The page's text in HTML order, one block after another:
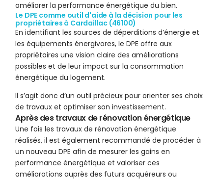
améliorer la performance énergétique du bien.
Le DPE comme outil d'aide à la décision pour les
propriétaires à Cardaillac (46100)
En identifiant les sources de déperditions d’énergie et
les équipements énergivores, le DPE offre aux
propriétaires une vision claire des améliorations
possibles et de leur impact sur la consommation
énergétique du logement.
Il s’agit donc d’un outil précieux pour orienter ses choix
de travaux et optimiser son investissement.
Après des travaux de rénovation énergétique
Une fois les travaux de rénovation énergétique
réalisés, il est également recommandé de procéder à
un nouveau DPE afin de mesurer les gains en
performance énergétique et valoriser ces
améliorations auprès des futurs acquéreurs ou